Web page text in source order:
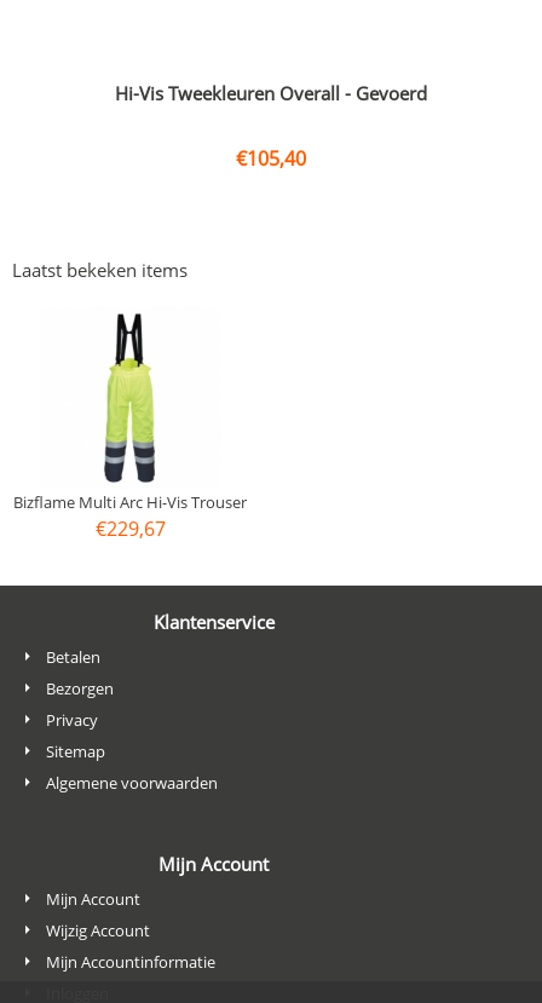
Hi-Vis Tweekleuren Overall - Gevoerd
€105,40
Laatst bekeken items
Bizflame Multi Arc Hi-Vis Trouser
€229,67
Klantenservice
Betalen
Bezorgen
Privacy
Sitemap
Algemene voorwaarden
Mijn Account
Mijn Account
Wijzig Account
Mijn Accountinformatie